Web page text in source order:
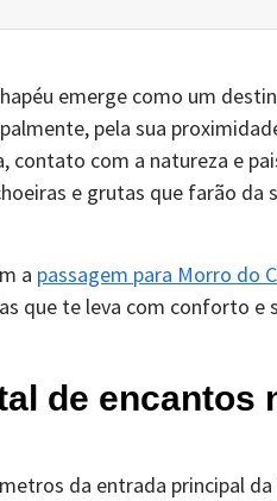
emerge como um
pela sua
contato com a natureza e
e grutas que farão da
a passagem para Morro do
que te leva com conforto e
de encantos
da entrada principal da